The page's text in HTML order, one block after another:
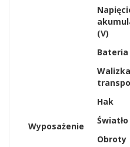
(V)
Wyposażenie
Bateria
Walizka
Hak
Obroty